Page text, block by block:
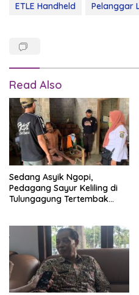
ETLE Handheld Pelanggar
Read Also
Sedang Asyik Ngopi,
Pedagang Sayur Keliling di
Tulungagung Tertembak